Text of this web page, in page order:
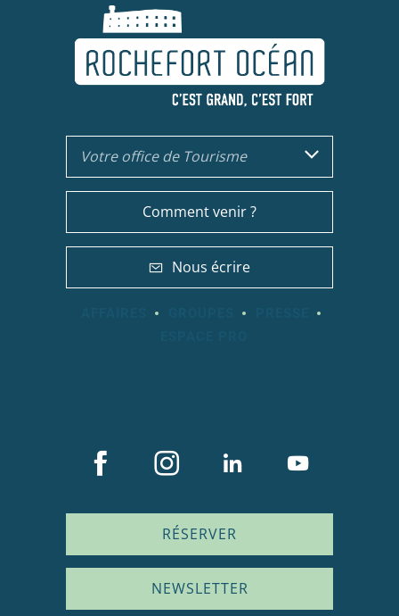
Votre office de Tourisme
Comment venir ?
Nous écrire
RÉSERVER
NEWSLETTER